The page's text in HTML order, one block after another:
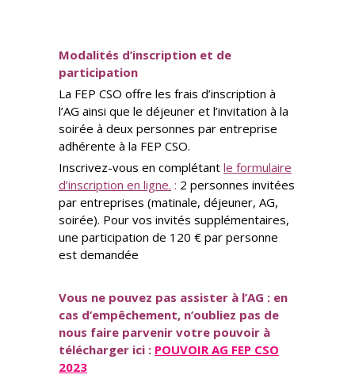
Modalités d’inscription et de
participation
La FEP CSO offre les frais d’inscription à
l’AG ainsi que le déjeuner et l’invitation à la
soirée à deux personnes par entreprise
adhérente à la FEP CSO.
Inscrivez-vous en complétant le formulaire
d’inscription en ligne. : 2 personnes invitées
par entreprises (matinale, déjeuner, AG,
soirée). Pour vos invités supplémentaires,
une participation de 120 € par personne
est demandée
Vous ne pouvez pas assister à l’AG : en
cas d’empêchement, n’oubliez pas de
nous faire parvenir votre pouvoir à
télécharger ici : POUVOIR AG FEP CSO
2023